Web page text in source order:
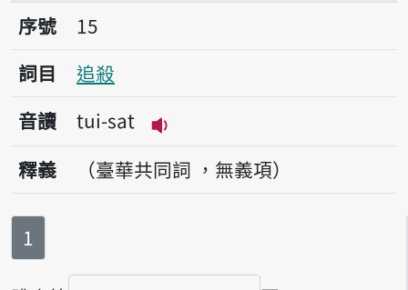
序號15追殺
序號
15
詞目
追殺
音讀
tui-sat
播放音讀tui-sat
釋義 （臺華共同詞 ，無義項）
第
1